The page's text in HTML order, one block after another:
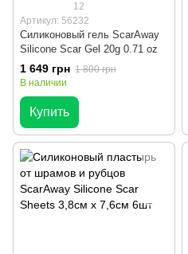
12
Артикул: 56232
Силиконовый гель ScarAway
Silicone Scar Gel 20g 0.71 oz
1 649 грн 1 800 грн
В наличии
Купить